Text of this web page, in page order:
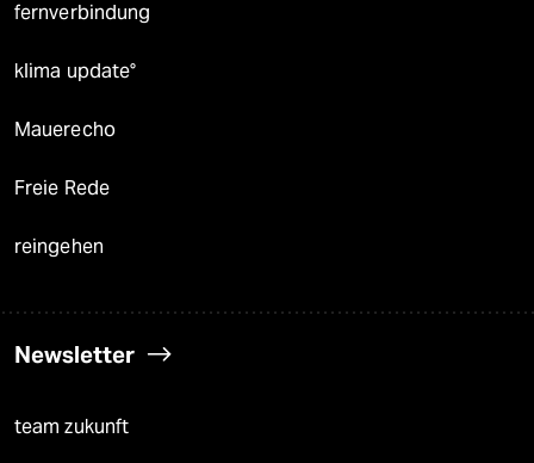
fernverbindung
klima update°
Mauerecho
Freie Rede
reingehen
Newsletter
team zukunft